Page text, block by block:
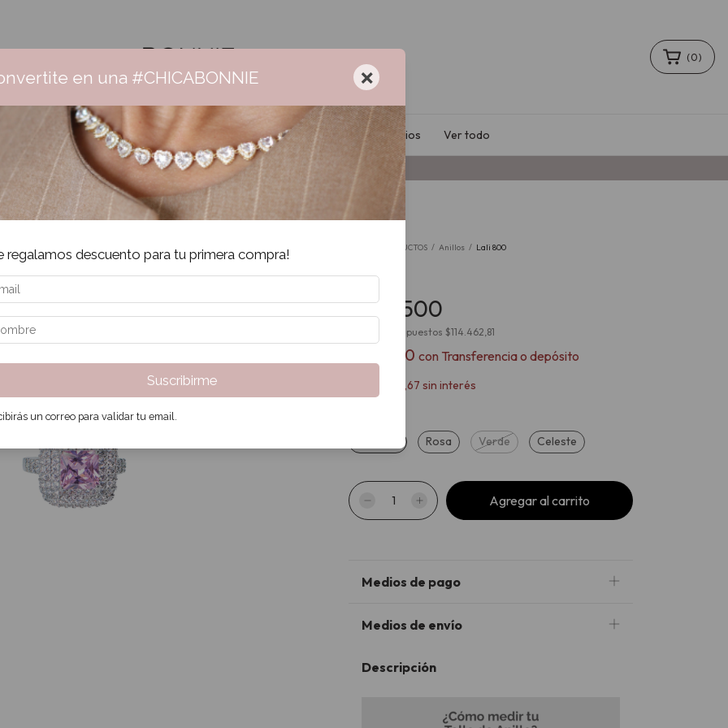
Envío gratis +$160.000 | 3 cuotas sin interés | 6 cuotas + $160.000
(0)
Collares Aros Pulseras Anillos Sale Accesorios Ver todo
PRODUCTOS / Anillos / Lali 800
$138.500
Precio sin impuestos $114.462,81
$124.650 con Transferencia o depósito
$46.166,67 sin interés
Rosa Verde Celeste
Medios de pago
Medios de envío
Descripción
en una #CHICABONNIE ×
regalamos descuento para tu primera compra!
Suscribirme
un correo para validar tu email.